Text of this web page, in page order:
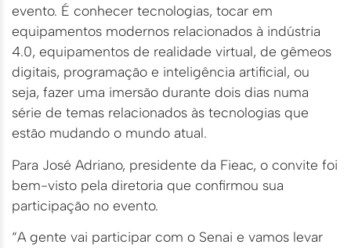
evento. É conhecer tecnologias, tocar em
equipamentos modernos relacionados à indústria
4.0, equipamentos de realidade virtual, de gêmeos
digitais, programação e inteligência artificial, ou
seja, fazer uma imersão durante dois dias numa
série de temas relacionados às tecnologias que
estão mudando o mundo atual.
Para José Adriano, presidente da Fieac, o convite foi
bem-visto pela diretoria que confirmou sua
participação no evento.
“A gente vai participar com o Senai e vamos levar